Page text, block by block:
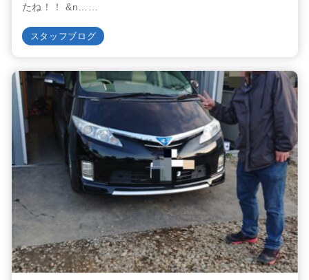
たね！！ &n……
スタッフブログ